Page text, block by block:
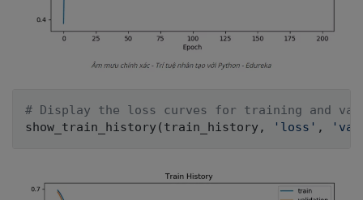
# Display the loss curves for training and
show_train_history( train_history, 'loss' ,